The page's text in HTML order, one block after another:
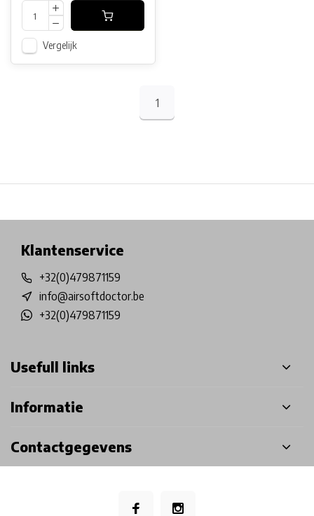
Vergelijk
1
Klantenservice
+32(0)479871159
info@airsoftdoctor.be
+32(0)479871159
Usefull links
Informatie
Contactgegevens